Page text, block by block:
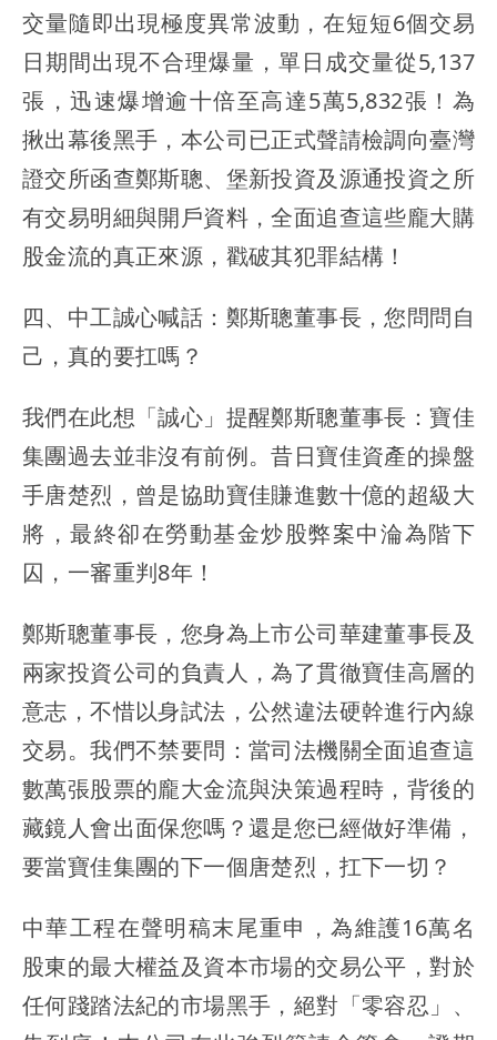
交量隨即出現極度異常波動，在短短6個交易
日期間出現不合理爆量，單日成交量從5,137
張，迅速爆增逾十倍至高達5萬5,832張！為
揪出幕後黑手，本公司已正式聲請檢調向臺灣
證交所函查鄭斯聰、堡新投資及源通投資之所
有交易明細與開戶資料，全面追查這些龐大購
股金流的真正來源，戳破其犯罪結構！
四、中工誠心喊話：鄭斯聰董事長，您問問自
己，真的要扛嗎？
我們在此想「誠心」提醒鄭斯聰董事長：寶佳
集團過去並非沒有前例。昔日寶佳資產的操盤
手唐楚烈，曾是協助寶佳賺進數十億的超級大
將，最終卻在勞動基金炒股弊案中淪為階下
囚，一審重判8年！
鄭斯聰董事長，您身為上市公司華建董事長及
兩家投資公司的負責人，為了貫徹寶佳高層的
意志，不惜以身試法，公然違法硬幹進行內線
交易。我們不禁要問：當司法機關全面追查這
數萬張股票的龐大金流與決策過程時，背後的
藏鏡人會出面保您嗎？還是您已經做好準備，
要當寶佳集團的下一個唐楚烈，扛下一切？
中華工程在聲明稿末尾重申，為維護16萬名
股東的最大權益及資本市場的交易公平，對於
任何踐踏法紀的市場黑手，絕對「零容忍」、